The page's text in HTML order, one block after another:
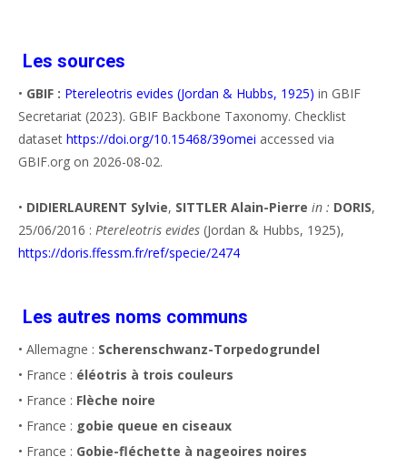
Les sources
• GBIF : Ptereleotris evides (Jordan & Hubbs, 1925) in GBIF
Secretariat (2023). GBIF Backbone Taxonomy. Checklist
dataset https://doi.org/10.15468/39omei accessed via
GBIF.org on 2026-08-02.
• DIDIERLAURENT Sylvie, SITTLER Alain-Pierre in : DORIS,
25/06/2016 : Ptereleotris evides (Jordan & Hubbs, 1925),
https://doris.ffessm.fr/ref/specie/2474
Les autres noms communs
• Allemagne : Scherenschwanz-Torpedogrundel
• France : éléotris à trois couleurs
• France : Flèche noire
• France : gobie queue en ciseaux
• France : Gobie-fléchette à nageoires noires